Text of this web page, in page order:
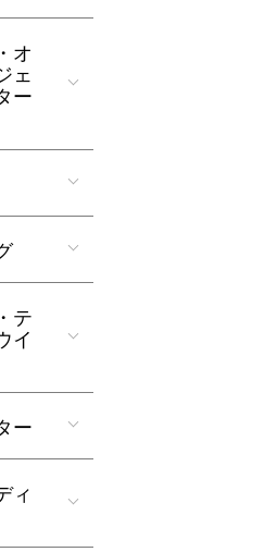
オ
ェ
ー
テ
イ
ー
ィ